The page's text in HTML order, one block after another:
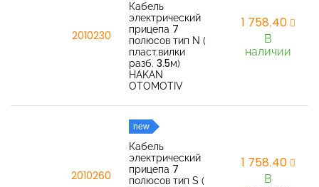
2010230
Кабель
электрический
прицепа 7
полюсов тип N (
пласт.вилки
разб. 3.5м)
HAKAN
OTOMOTIV
1 758,40
В
наличии
2010260
new
Кабель
электрический
прицепа 7
полюсов тип S (
1 758,40
В